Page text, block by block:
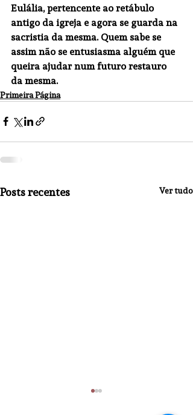
Eulália, pertencente ao retábulo
antigo da igreja e agora se guarda na
sacristia da mesma. Quem sabe se
assim não se entusiasma alguém que
queira ajudar num futuro restauro
da mesma.
Primeira Página
Posts recentes Ver tudo